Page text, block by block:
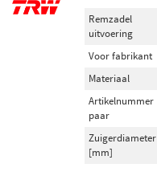
Remzadel
uitvoering
Voor fabrikant
Materiaal
Artikelnummer
paar
Zuigerdiameter
[mm]